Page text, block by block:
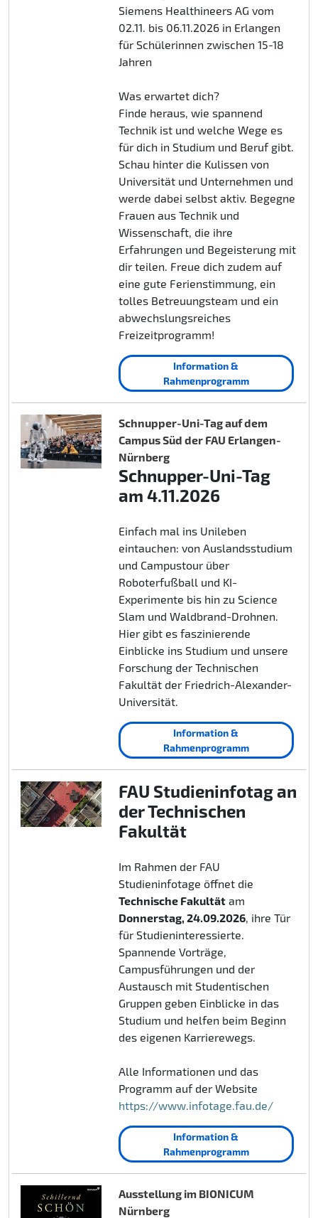
Siemens Healthineers AG vom
02.11. bis 06.11.2026 in Erlangen
für Schülerinnen zwischen 15-18
Jahren
Was erwartet dich?
Finde heraus, wie spannend
Technik ist und welche Wege es
für dich in Studium und Beruf gibt.
Schau hinter die Kulissen von
Universität und Unternehmen und
werde dabei selbst aktiv. Begegne
Frauen aus Technik und
Wissenschaft, die ihre
Erfahrungen und Begeisterung mit
dir teilen. Freue dich zudem auf
eine gute Ferienstimmung, ein
tolles Betreuungsteam und ein
abwechslungsreiches
Freizeitprogramm!
Information &
Rahmenprogramm
Schnupper-Uni-Tag auf dem
Campus Süd der FAU Erlangen-
Nürnberg
Schnupper-Uni-Tag
am 4.11.2026
Einfach mal ins Unileben
eintauchen: von Auslandsstudium
und Campustour über
Roboterfußball und KI-
Experimente bis hin zu Science
Slam und Waldbrand-Drohnen.
Hier gibt es faszinierende
Einblicke ins Studium und unsere
Forschung der Technischen
Fakultät der Friedrich-Alexander-
Universität.
Information &
Rahmenprogramm
FAU Studieninfotag an
der Technischen
Fakultät
Im Rahmen der FAU
Studieninfotage öffnet die
Technische Fakultätam
Donnerstag, 24.09.2026, ihre Tür
für Studieninteressierte.
Spannende Vorträge,
Campusführungen und der
Austausch mit Studentischen
Gruppen geben Einblicke in das
Studium und helfen beim Beginn
des eigenen Karrierewegs.
Alle Informationen und das
Programm auf der Website
https://www.infotage.fau.de/
Information &
Rahmenprogramm
Ausstellung im BIONICUM
Nürnberg